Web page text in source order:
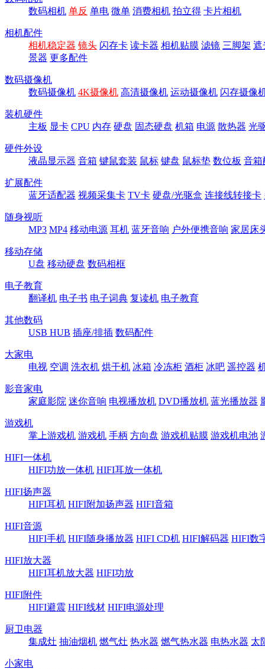
数码相机 单反 单电 微单 消费相机 拍立得 卡片相机
相机配件
相机稳定器 镜头 闪存卡 读卡器 相机贴膜 滤镜 三脚架 遮
景器 更多配件
数码摄像机
数码摄像机 4K摄像机 高清摄像机 运动摄像机 闪存摄像
装机硬件
主板 显卡 CPU 内存 硬盘 固态硬盘 机箱 电源 散热器 光
硬件外设
液晶显示器 音箱 键鼠套装 鼠标 键盘 鼠标垫 数位板 音箱
扩展配件
蓝牙适配器 视频采集卡 TV卡 硬盘/光驱盒 连接线转接卡
随身视听
MP3 MP4 移动电源 耳机 蓝牙音响 户外便携音响 家居床
移动存储
U盘 移动硬盘 数码相框
电子教育
翻译机 电子书 电子词典 复读机 电子教育
其他数码
USB HUB 插座/排插 数码配件
大家电
电视 空调 洗衣机 烘干机 冰箱 冷冻柜 酒柜 冰吧 遥控器
影音家电
家庭影院 迷你音响 电视播放机 DVD播放机 蓝光播放器
游戏机
掌上游戏机 游戏机 手柄 方向盘 游戏机贴膜 游戏机电池
HIFI一体机
HIFI功放一体机 HIFI耳放一体机
HIFI扬声器
HIFI耳机 HIFI附加扬声器 HIFI音箱
HIFI音源
HIFI手机 HIFI随身播放器 HIFI CD机 HIFI解码器 HIFI数
HIFI放大器
HIFI耳机放大器 HIFI功放
HIFI附件
HIFI避震 HIFI线材 HIFI电源处理
厨卫电器
集成灶 抽油烟机 燃气灶 热水器 燃气热水器 电热水器 太
小家电